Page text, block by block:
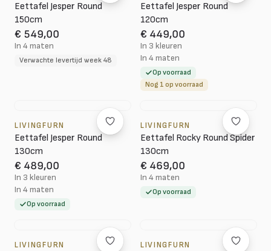
Eettafel Jesper Round
150cm
€ 549,00
In 4 maten
Verwachte levertijd week 48
Eettafel Jesper Round
120cm
€ 449,00
In 3 kleuren
In 4 maten
Op voorraad
Nog 1 op voorraad
LIVINGFURN
Eettafel Jesper Round
130cm
€ 489,00
In 3 kleuren
In 4 maten
Op voorraad
LIVINGFURN
Eettafel Rocky Round Spider
130cm
€ 469,00
In 4 maten
Op voorraad
LIVINGFURN LIVINGFURN